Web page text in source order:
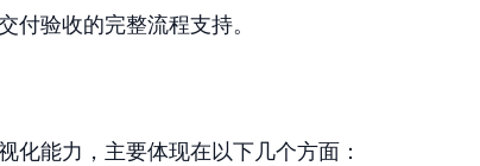
付验收的完整流程支持。
化能力，主要体现在以下几个方面：